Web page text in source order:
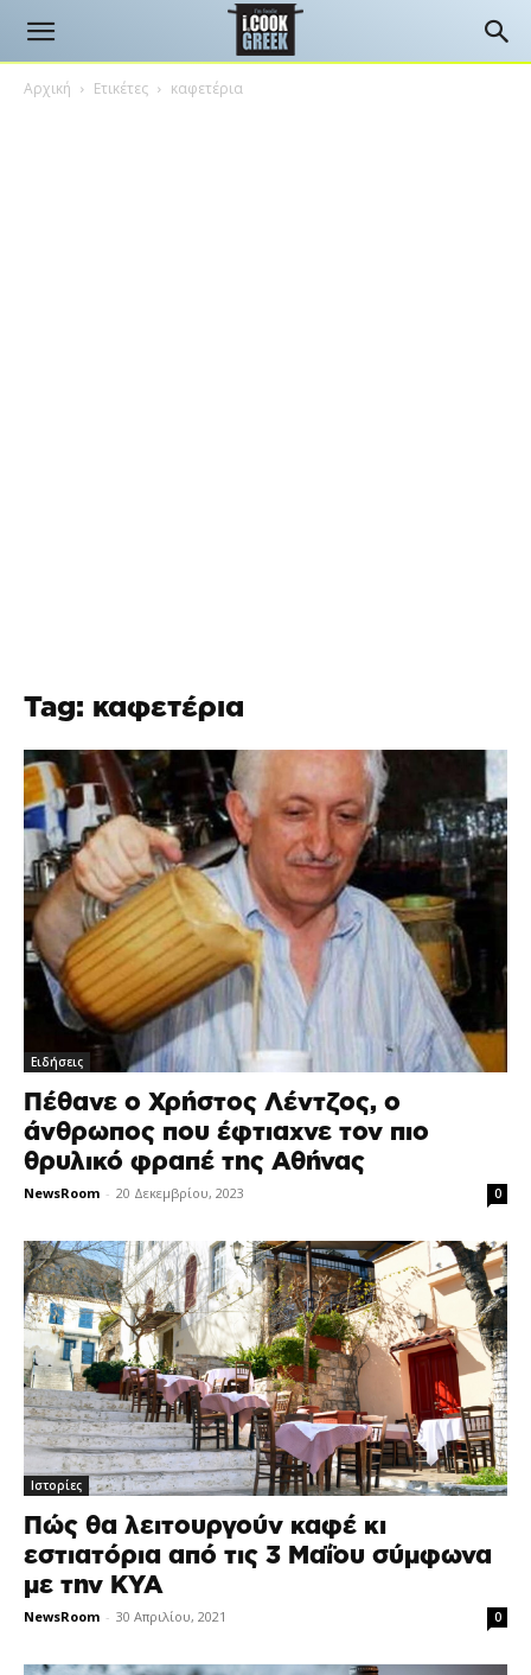
Αρχική Ετικέτες καφετέρια
Tag: καφετέρια
Ειδήσεις
Πέθανε ο Χρήστος Λέντζος, ο
άνθρωπος που έφτιαχνε τον πιο
θρυλικό φραπέ της Αθήνας
NewsRoom - 20 Δεκεμβρίου, 2023 0
Ιστορίες
Πώς θα λειτουργούν καφέ κι
εστιατόρια από τις 3 Μαΐου σύμφωνα
με την ΚΥΑ
NewsRoom - 30 Απριλίου, 2021 0